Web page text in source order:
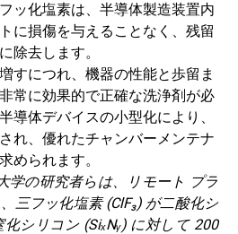
ッ化塩素は、半導体製造装置内
に損傷を与えることなく、残留
除去します。
すにつれ、機器の性能と歩留ま
常に効果的で正確な洗浄剤が必
導体デバイスの小型化により、
れ、優れたチャンバーメンテナ
められます。
学の研究者らは、リモート プラ
三フッ化塩素 (ClF₃) が二酸化シ
化シリコン (SiₓNᵧ) に対して 200